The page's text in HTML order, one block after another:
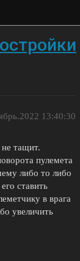
13:40:30
тащит.
пулемета
либо то либо
ставить
в врага
увеличить